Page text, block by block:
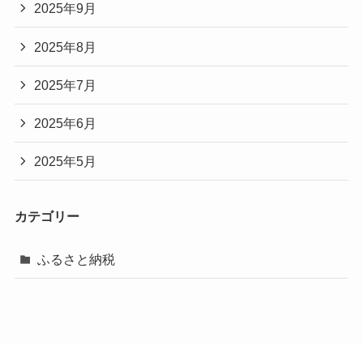
2025年9月
2025年8月
2025年7月
2025年6月
2025年5月
カテゴリー
ふるさと納税